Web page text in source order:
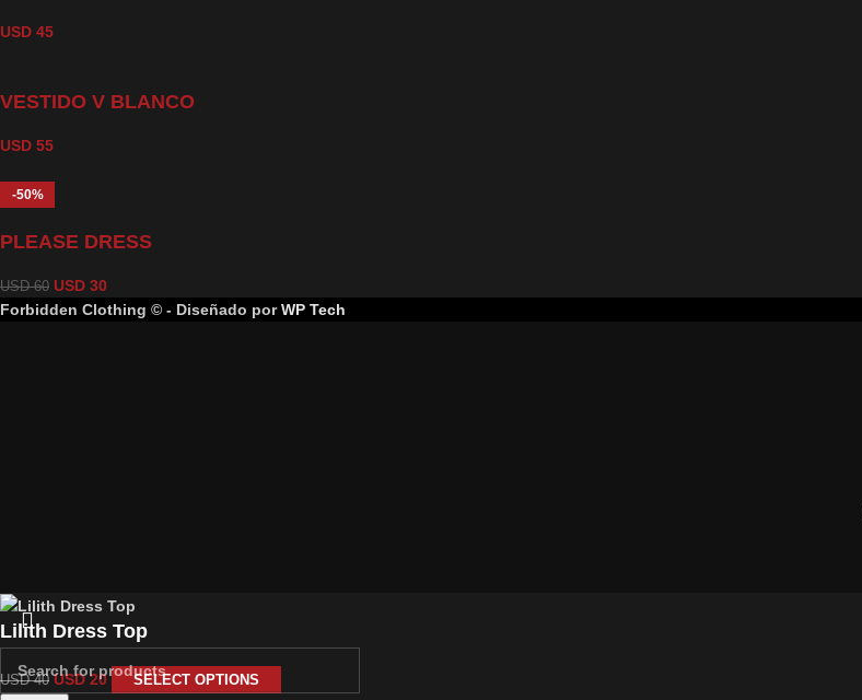
USD 45
VESTIDO V BLANCO
USD 55
-50%
PLEASE DRESS
USD60 USD 30
Forbidden Clothing © - Diseñado porWP Tech
Lilith Dress Top
USD40 USD20 SELECT OPTIONS